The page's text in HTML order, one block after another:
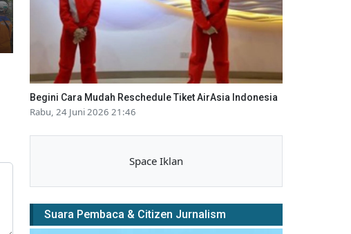
Begini Cara Mudah Reschedule Tiket AirAsia Indonesia
Rabu, 24 Juni 2026 21:46
Space Iklan
Suara Pembaca & Citizen Jurnalism